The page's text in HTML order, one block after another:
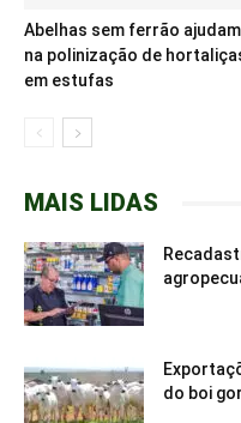
Abelhas sem ferrão ajudam
na polinização de
em estufas
MAIS LIDAS
do boi